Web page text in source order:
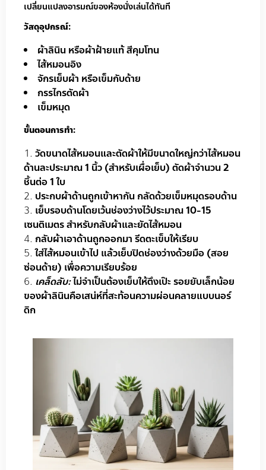
เปลี่ยนแปลงอารมณ์ของห้องนั่งเล่นได้ทันที
วัสดุอุปกรณ์:
ผ้าลินิน หรือผ้าฝ้ายแท้ สีคุมโทน
ไส้หมอนอิง
จักรเย็บผ้า หรือเข็มกับด้าย
กรรไกรตัดผ้า
เข็มหมุด
ขั้นตอนการทำ:
วัดขนาดไส้หมอนและตัดผ้าให้มีขนาดใหญ่กว่าไส้หมอน
ด้านละประมาณ 1 นิ้ว (สำหรับเผื่อเย็บ) ตัดผ้าจำนวน 2
ชิ้นต่อ 1 ใบ
ประกบผ้าด้านถูกเข้าหากัน กลัดด้วยเข็มหมุดรอบด้าน
เย็บรอบด้านโดยเว้นช่องว่างไว้ประมาณ 10-15
เซนติเมตร สำหรับกลับผ้าและยัดไส้หมอน
กลับผ้าเอาด้านถูกออกมา รีดตะเข็บให้เรียบ
ใส่ไส้หมอนเข้าไป แล้วเย็บปิดช่องว่างด้วยมือ (สอย
ซ่อนด้าย) เพื่อความเรียบร้อย
เคล็ดลับ:ไม่จำเป็นต้องเย็บให้ตึงเป๊ะ รอยยับเล็กน้อย
ของผ้าลินินคือเสน่ห์ที่สะท้อนความผ่อนคลายแบบนอร์
ดิก